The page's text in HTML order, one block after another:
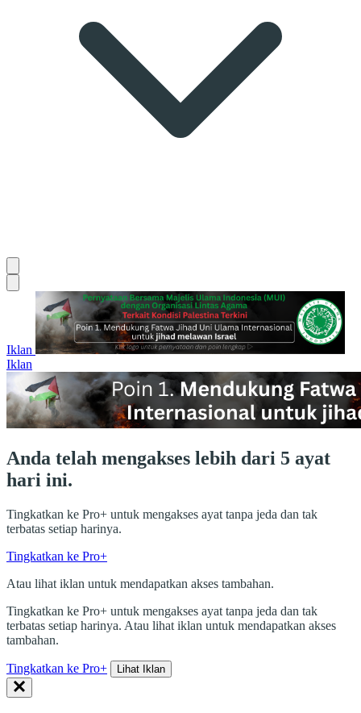
Iklan
Iklan
Anda telah mengakses lebih dari 5 ayat
hari ini.
Tingkatkan ke Pro+ untuk mengakses ayat tanpa jeda dan tak
terbatas setiap harinya.
Tingkatkan ke Pro+
Atau lihat iklan untuk mendapatkan akses tambahan.
Tingkatkan ke Pro+ untuk mengakses ayat tanpa jeda dan tak
terbatas setiap harinya. Atau lihat iklan untuk mendapatkan akses
tambahan.
Tingkatkan ke Pro+ Lihat Iklan